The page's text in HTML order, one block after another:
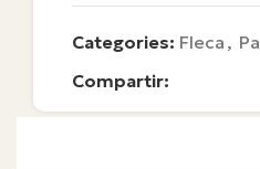
Categories: Fleca , Pa
Compartir: